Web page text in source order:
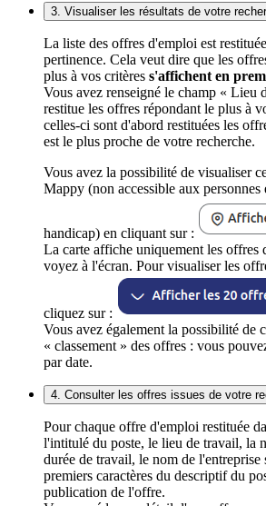
3. Visualiser les résultats de votre
La liste des offres d'emploi est
pertinence. Cela veut dire que les
plus à vos critères s'affichent en
Vous avez renseigné le champ « Lieu
restitue les offres répondant le plus à
celles-ci sont d'abord restituées les
est le plus proche de votre recherche.
Vous avez la possibilité de visualiser
Mappy (non accessible aux personnes
handicap) en cliquant sur :
La carte affiche uniquement les offres
voyez à l'écran. Pour visualiser les
cliquez sur :
Vous avez également la possibilité de
« classement » des offres : vous
par date.
4. Consulter les offres issues de votre
Pour chaque offre d'emploi restituée
l'intitulé du poste, le lieu de travail, la
durée de travail, le nom de l'entreprise
premiers caractères du descriptif du
publication de l'offre.